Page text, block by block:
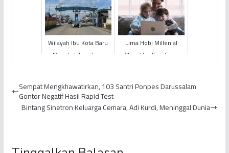
Wilayah Ibu Kota Baru
Masuk dalam Zona
Lima Hobi Millenial
Mom Hasilkan Cuan
Sempat Mengkhawatirkan, 103 Santri Ponpes Darussalam
Gontor Negatif Hasil Rapid Test
Bintang Sinetron Keluarga Cemara, Adi Kurdi, Meninggal Dunia